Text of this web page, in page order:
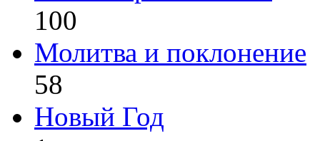
100
Молитва и поклонение
58
Новый Год